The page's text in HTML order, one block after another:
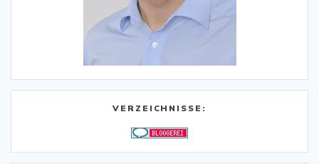
VERZEICHNISSE: